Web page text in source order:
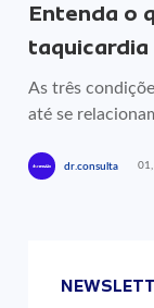
Entenda o
As três
até se
dr.consulta